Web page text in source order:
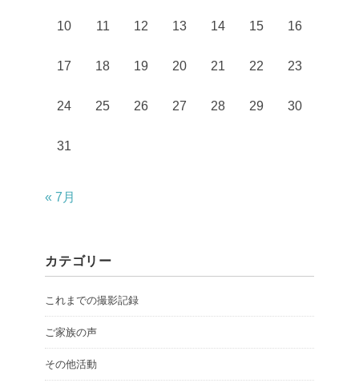
10 11 12 13 14 15 16
17 18 19 20 21 22 23
24 25 26 27 28 29 30
31
« 7月
カテゴリー
これまでの撮影記録
ご家族の声
その他活動